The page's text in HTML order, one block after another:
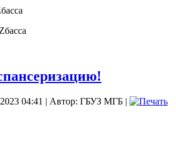
04:41 | Автор: ГБУЗ МГБ |